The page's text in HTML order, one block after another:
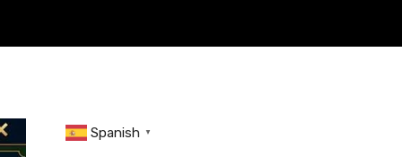
Spanish ▼